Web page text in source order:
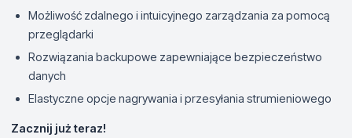
Możliwość zdalnego i intuicyjnego zarządzania za pomocą
przeglądarki
Rozwiązania backupowe zapewniające bezpieczeństwo
danych
Elastyczne opcje nagrywania i przesyłania strumieniowego
Zacznij już teraz!